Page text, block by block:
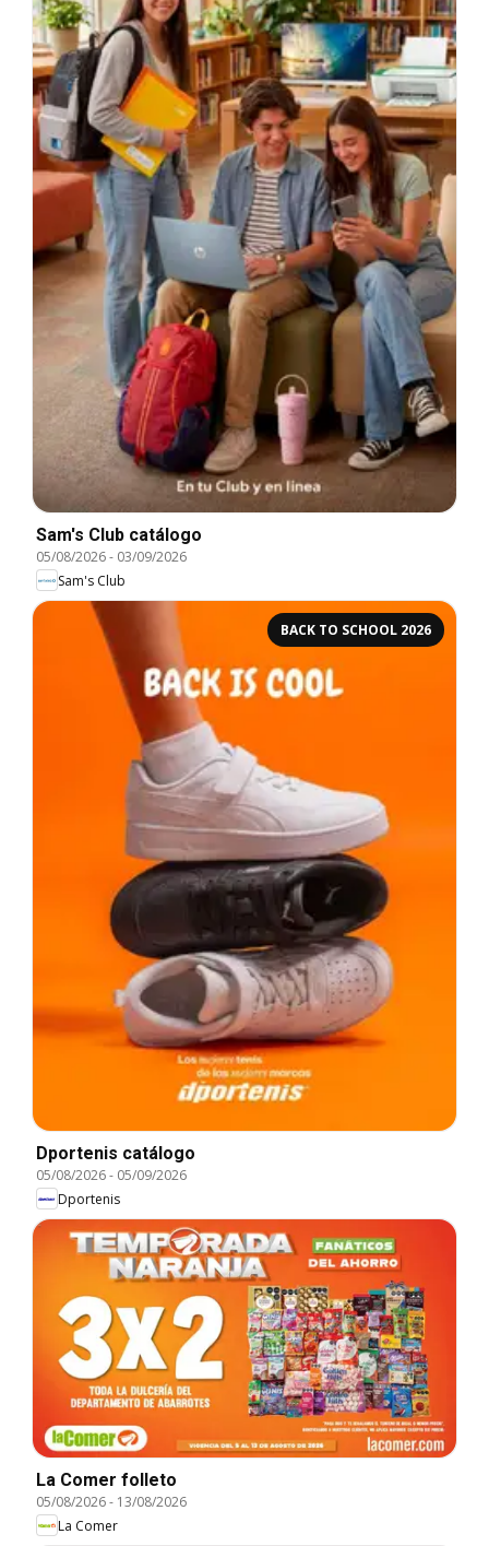
Sam's Club catálogo
05/08/2026- 03/09/2026
Sam's Club
BACK TO SCHOOL 2026
Dportenis catálogo
05/08/2026- 05/09/2026
Dportenis
La Comer folleto
05/08/2026- 13/08/2026
La Comer